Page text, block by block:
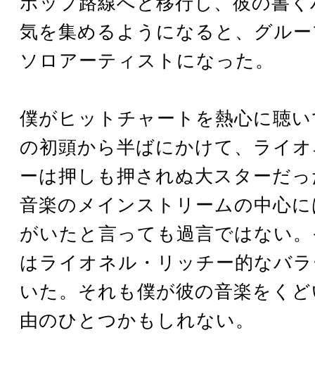
気を集めるようになると、グル
ソロアーティストになった。
僕がヒットチャートを熱心に聴
の初頭から半ばにかけて、ライ
ーは押しも押されぬ大スターだ
音楽のメインストリームの中心
がいたと言っても過言ではない
はライオネル・リッチー的なバ
いた。それも僕が彼の音楽をく
由のひとつかもしれない。